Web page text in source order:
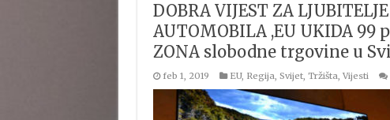
DOBRA VIJEST ZA
AUTOMOBILA ,EU UKIDA 99
ZONA slobodne trgovine u
feb 1, 2019 EU, Regija, Svijet, Tržišta, Vijesti